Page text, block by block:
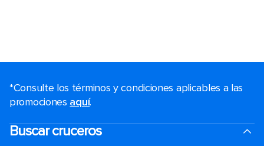
*Consulte los términos y condiciones aplicables a las
promociones aquí.
Buscar cruceros